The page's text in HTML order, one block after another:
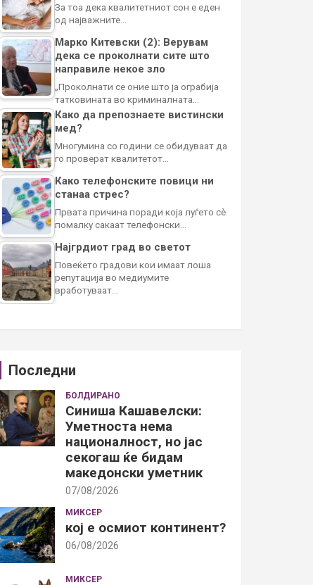
За тоа дека квалитетниот сон е еден
од најважните…
Марко Китевски (2): Верувам
дека се проколнати сите што
направиле некое зло
„Проколнати се оние што ја ограбија
татковината во криминалната…
Како да препознаете вистински
мед?
Многумина со години се обидуваат да
го проверат квалитетот…
Како телефонските повици ни
станаа стрес?
Првата причина поради која луѓето сè
помалку сакаат телефонски…
Најгрдиот град во светот
Повеќето градови кои имаат лоша
репутација во медиумите
вработуваат…
Последни
БОЛДИРАНО
Синиша Кашавелски:
Уметноста нема
националност, но јас
секогаш ќе бидам
македонски уметник
07/08/2026
МИКСЕР
кој е осмиот континент?
06/08/2026
МИКСЕР